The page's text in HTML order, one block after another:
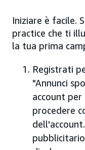
Iniziare è facile.
practice che ti
la tua prima
Registrati
"Annunci
account per
procedere